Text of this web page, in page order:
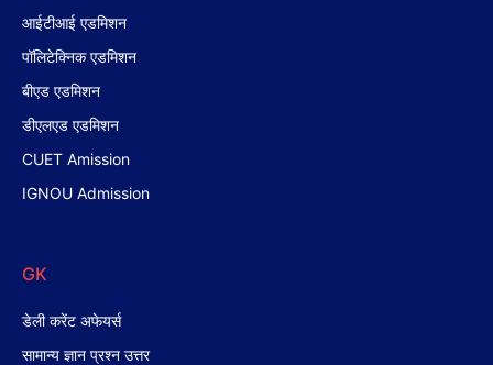
आईटीआई एडमिशन
पॉलिटेक्निक एडमिशन
बीएड एडमिशन
डीएलएड एडमिशन
CUET Amission
IGNOU Admission
GK
डेली करेंट अफेयर्स
सामान्य ज्ञान प्रश्न उत्तर